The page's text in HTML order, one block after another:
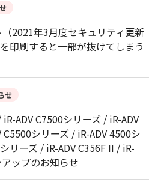
2021年3月度セキュリティ更新
印刷すると一部が抜けてしまう
せ
ADV C7500シリーズ / iR-ADV
シリーズ / iR-ADV 4500シ
リーズ / iR-ADV C356F II / iR-
ップのお知らせ